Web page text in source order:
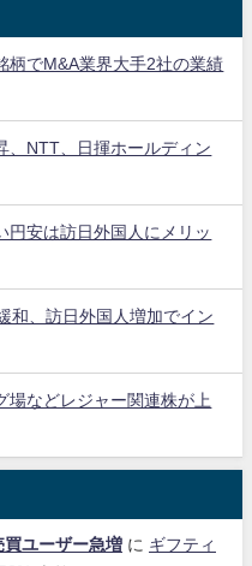
柄でM&A業界大手2社の業績
、NTT、日揮ホールディン
円安は訪日外国人にメリッ
和、訪日外国人増加でイン
場などレジャー関連株が上
買ユーザー急増 に ギフティ